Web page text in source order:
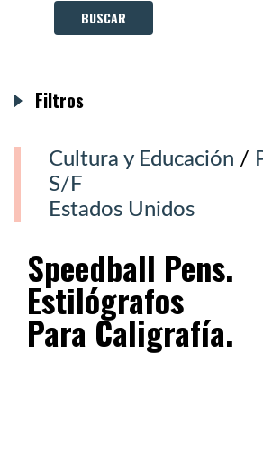
Cultura y Educación /
S/F
Estados Unidos
Speedball Pens.
Estilógrafos
Para Caligrafía.
Filtros